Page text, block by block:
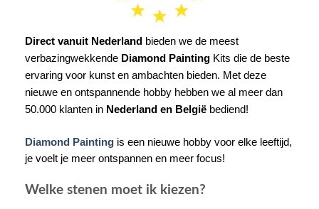
Direct vanuit Nederland bieden we de meest
verbazingwekkende Diamond Painting Kits die de beste
ervaring voor kunst en ambachten bieden. Met deze
nieuwe en ontspannende hobby hebben we al meer dan
50.000 klanten in Nederland en België bediend!
Diamond Painting is een nieuwe hobby voor elke leeftijd,
je voelt je meer ontspannen en meer focus!
Welke stenen moet ik kiezen?